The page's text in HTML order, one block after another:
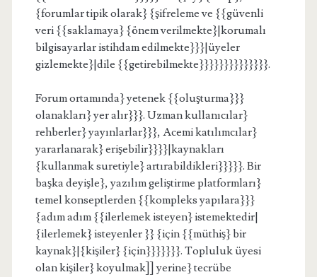
{forumlar tipik olarak} {şifreleme ve {{güvenli
veri {{saklamaya} {önem verilmekte}|korumalı
bilgisayarlar istihdam edilmekte}}}|üyeler
gizlemekte}|dile {{getirebilmekte}}}}}}}}}}}}}}.
Forum ortamında} yetenek {{oluşturma}}}
olanakları} yer alır}}}. Uzman kullanıcılar}
rehberler} yayınlarlar}}}, Acemi katılımcılar}
yararlanarak} erişebilir}}}}|kaynakları
{kullanmak suretiyle} artırabildikleri}}}}}. Bir
başka deyişle}, yazılım geliştirme platformları}
temel konseptlerden {{kompleks yapılara}}}
{adım adım {{ilerlemek isteyen} istemektedir|
{ilerlemek} isteyenler }} {için {{müthiş} bir
kaynak}|{kişiler} {için}}}}}}}. Topluluk üyesi
olan kişiler} koyulmak]] yerine} tecrübe